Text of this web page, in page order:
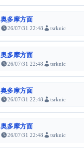
奥多摩方面
26/07/31 22:48 tsrknic
奥多摩方面
26/07/31 22:48 tsrknic
奥多摩方面
26/07/31 22:48 tsrknic
奥多摩方面
26/07/31 22:48 tsrknic